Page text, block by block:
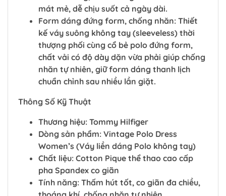
mát mẻ, dễ chịu suốt cả ngày dài.
Form dáng đứng form, chống nhăn: Thiết
kế váy suông không tay (sleeveless) thời
thượng phối cùng cổ bẻ polo đứng form,
chất vải có độ dày dặn vừa phải giúp chống
nhăn tự nhiên, giữ form dáng thanh lịch
chuẩn chỉnh sau nhiều lần giặt.
Thông Số Kỹ Thuật
Thương hiệu: Tommy Hilfiger
Dòng sản phẩm: Vintage Polo Dress
Women’s (Váy liền dáng Polo không tay)
Chất liệu: Cotton Pique thể thao cao cấp
pha Spandex co giãn
Tính năng: Thấm hút tốt, co giãn đa chiều,